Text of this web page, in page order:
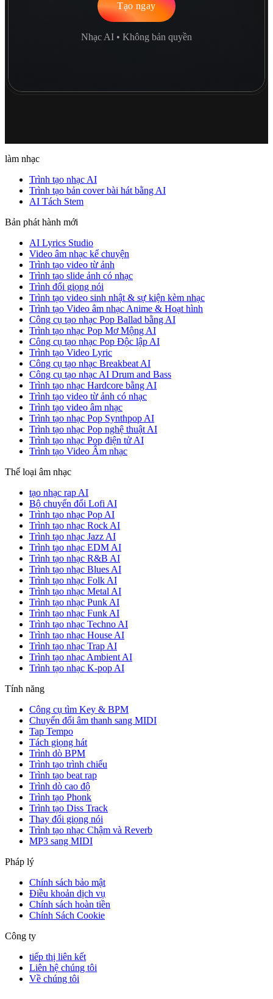
Tạo ngay
Nhạc AI • Không bản quyền
làm nhạc
Trình tạo nhạc AI
Trình tạo bản cover bài hát bằng AI
AI Tách Stem
Bản phát hành mới
AI Lyrics Studio
Video âm nhạc kể chuyện
Trình tạo video từ ảnh
Trình tạo slide ảnh có nhạc
Trình đổi giọng nói
Trình tạo video sinh nhật & sự kiện kèm nhạc
Trình tạo Video âm nhạc Anime & Hoạt hình
Công cụ tạo nhạc Pop Ballad bằng AI
Trình tạo nhạc Pop Mơ Mộng AI
Công cụ tạo nhạc Pop Độc lập AI
Trình tạo Video Lyric
Công cụ tạo nhạc Breakbeat AI
Công cụ tạo nhạc AI Drum and Bass
Trình tạo nhạc Hardcore bằng AI
Trình tạo video từ ảnh có nhạc
Trình tạo video âm nhạc
Trình tạo nhạc Pop Synthpop AI
Trình tạo nhạc Pop nghệ thuật AI
Trình tạo nhạc Pop điện tử AI
Trình tạo Video Âm nhạc
Thể loại âm nhạc
tạo nhạc rap AI
Bộ chuyển đổi Lofi AI
Trình tạo nhạc Pop AI
Trình tạo nhạc Rock AI
Trình tạo nhạc Jazz AI
Trình tạo nhạc EDM AI
Trình tạo nhạc R&B AI
Trình tạo nhạc Blues AI
Trình tạo nhạc Folk AI
Trình tạo nhạc Metal AI
Trình tạo nhạc Punk AI
Trình tạo nhạc Funk AI
Trình tạo nhạc Techno AI
Trình tạo nhạc House AI
Trình tạo nhạc Trap AI
Trình tạo nhạc Ambient AI
Trình tạo nhạc K-pop AI
Tính năng
Công cụ tìm Key & BPM
Chuyển đổi âm thanh sang MIDI
Tap Tempo
Tách giọng hát
Trình dò BPM
Trình tạo trình chiếu
Trình tạo beat rap
Trình dò cao độ
Trình tạo Phonk
Trình tạo Diss Track
Thay đổi giọng nói
Trình tạo nhạc Chậm và Reverb
MP3 sang MIDI
Pháp lý
Chính sách bảo mật
Điều khoản dịch vụ
Chính sách hoàn tiền
Chính Sách Cookie
Công ty
tiếp thị liên kết
Liên hệ chúng tôi
Về chúng tôi